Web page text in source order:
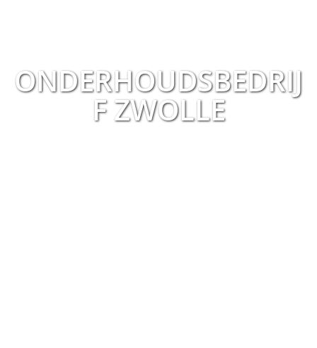
ONDERHOUDSBEDRIJ
F ZWOLLE